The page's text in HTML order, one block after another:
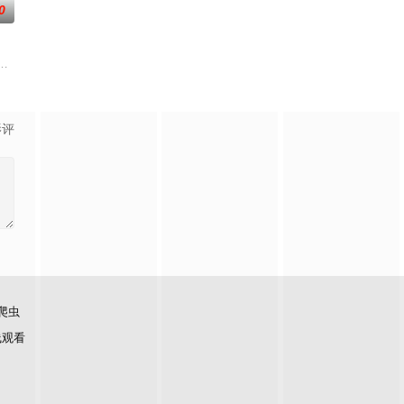
受。不同，在日常生活上遇到许多有趣的事。哪国女生最受欢迎？不同国家的
长要制服的第二颗钮釦代表著什麽意思呢？喜欢金庸小说的人必须要来挑
评
虫
看